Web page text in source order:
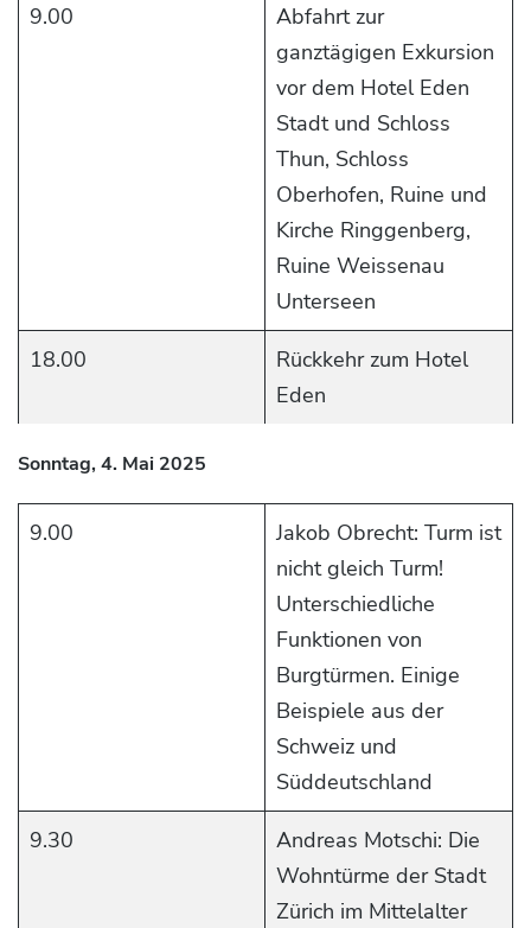
9.00
Abfahrt zur
ganztägigen Exkursion
vor dem Hotel Eden
Stadt und Schloss
Thun, Schloss
Oberhofen, Ruine und
Kirche Ringgenberg,
Ruine Weissenau
Unterseen
18.00
Rückkehr zum Hotel
Eden
Sonntag, 4. Mai 2025
9.00
Jakob Obrecht: Turm ist
nicht gleich Turm!
Unterschiedliche
Funktionen von
Burgtürmen. Einige
Beispiele aus der
Schweiz und
Süddeutschland
9.30
Andreas Motschi: Die
Wohntürme der Stadt
Zürich im Mittelalter